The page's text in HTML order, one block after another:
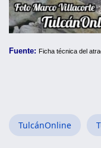
Fuente: Ficha técnica del
TulcánOnline